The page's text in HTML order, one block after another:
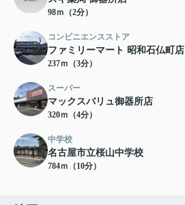
98ｍ（2分）
コンビニエンスストア
ファミリーマート 昭和石仏町店
237ｍ（3分）
スーパー
マックスバリュ御器所店
320ｍ（4分）
中学校
名古屋市立桜山中学校
784ｍ（10分）